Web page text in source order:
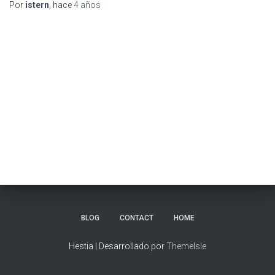
Por istern , hace4 años
BLOG CONTACT HOME
Hestia | Desarrollado porThemeIsle